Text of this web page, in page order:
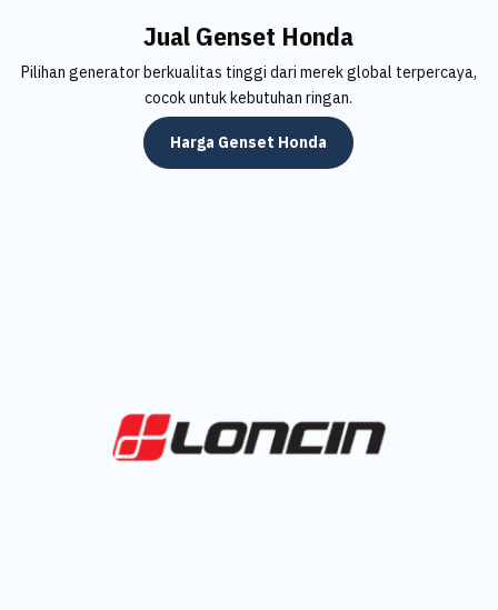
Jual Genset Honda
Pilihan generator berkualitas tinggi dari merek global terpercaya,
cocok untuk kebutuhan ringan.
Harga Genset Honda